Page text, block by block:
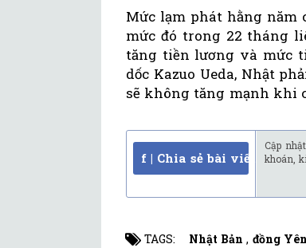
Mức lạm phát hằng năm
mức đó trong 22 tháng
tăng tiền lương và mức
dốc Kazuo Ueda, Nhật
sẽ không tăng mạnh khi
f | Chia sẻ bài viết
Cập
khoán,
TAGS: Nhật Bản , đồng Yên